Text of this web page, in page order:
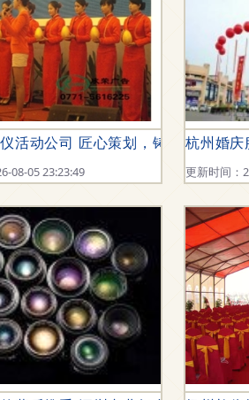
活动公司 匠心策划，铸就非凡礼仪
08-05 23:23:49
杭州婚
更新时间：